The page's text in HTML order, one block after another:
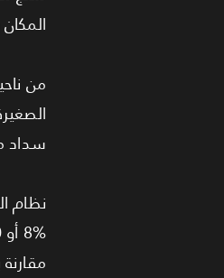
من
سداد مرنة وخصم 10%، الوحدة دي
نظام